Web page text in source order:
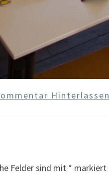
Hinterlassen
Felder sind mit * markiert